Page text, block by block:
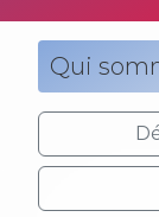
Qui